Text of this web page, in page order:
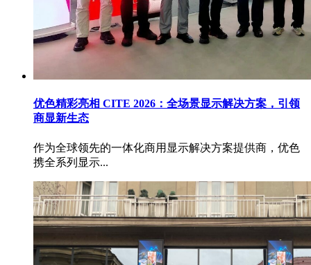
优色精彩亮相 CITE 2026：全场景显示解决方案，引领
商显新生态
作为全球领先的一体化商用显示解决方案提供商，优色
携全系列显示...